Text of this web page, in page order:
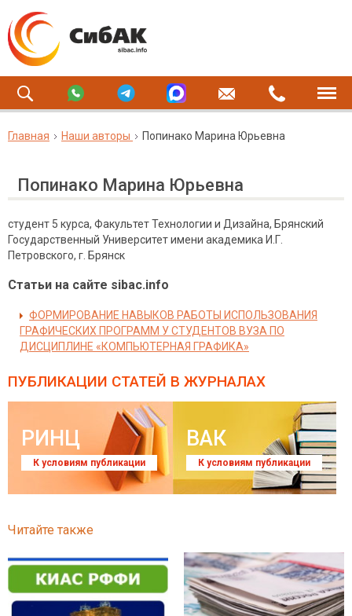
Главная Наши авторы Попинако Марина Юрьевна
Попинако Марина Юрьевна
студент 5 курса, Факультет Технологии и Дизайна, Брянский
Государственный Университет имени академика И.Г.
Петровского, г. Брянск
Статьи на сайте sibac.info
ФОРМИРОВАНИЕ НАВЫКОВ РАБОТЫ ИСПОЛЬЗОВАНИЯ
ГРАФИЧЕСКИХ ПРОГРАММ У СТУДЕНТОВ ВУЗА ПО
ДИСЦИПЛИНЕ «КОМПЬЮТЕРНАЯ ГРАФИКА»
ПУБЛИКАЦИИ СТАТЕЙ В ЖУРНАЛАХ
РИНЦ
К условиям публикации
ВАК
К условиям публикации
Читайте также